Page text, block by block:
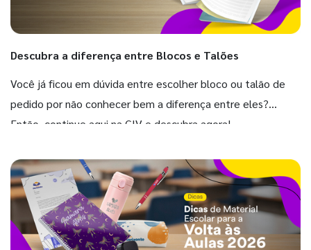
Descubra a diferença entre Blocos e Talões
Você já ficou em dúvida entre escolher bloco ou talão de
pedido por não conhecer bem a diferença entre eles?
Então, continue aqui na GIV e descubra agora!